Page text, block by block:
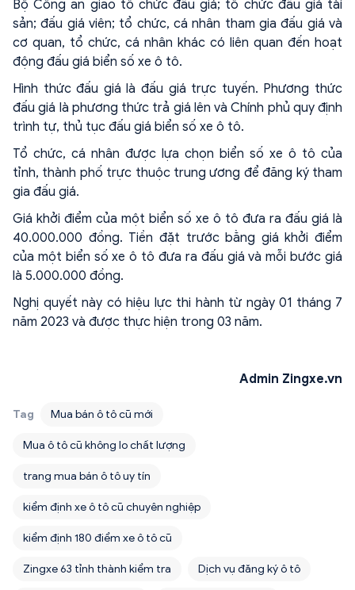
Bộ Công an giao tổ chức đấu giá; tổ chức đấu giá tài
sản; đấu giá viên; tổ chức, cá nhân tham gia đấu giá và
cơ quan, tổ chức, cá nhân khác có liên quan đến hoạt
động đấu giá biển số xe ô tô.
Hình thức đấu giá là đấu giá trực tuyến. Phương thức
đấu giá là phương thức trả giá lên và Chính phủ quy định
trình tự, thủ tục đấu giá biển số xe ô tô.
Tổ chức, cá nhân được lựa chọn biển số xe ô tô của
tỉnh, thành phố trực thuộc trung ương để đăng ký tham
gia đấu giá.
Giá khởi điểm của một biển số xe ô tô đưa ra đấu giá là
40.000.000 đồng. Tiền đặt trước bằng giá khởi điểm
của một biển số xe ô tô đưa ra đấu giá và mỗi bước giá
là 5.000.000 đồng.
Nghị quyết này có hiệu lực thi hành từ ngày 01 tháng 7
năm 2023 và được thực hiện trong 03 năm.
Admin Zingxe.vn
Tag Mua bán ô tô cũ mới
Mua ô tô cũ không lo chất lượng
trang mua bán ô tô uy tín
kiểm định xe ô tô cũ chuyên nghiệp
kiểm định 180 điểm xe ô tô cũ
Zingxe 63 tỉnh thành kiểm tra Dịch vụ đăng ký ô tô